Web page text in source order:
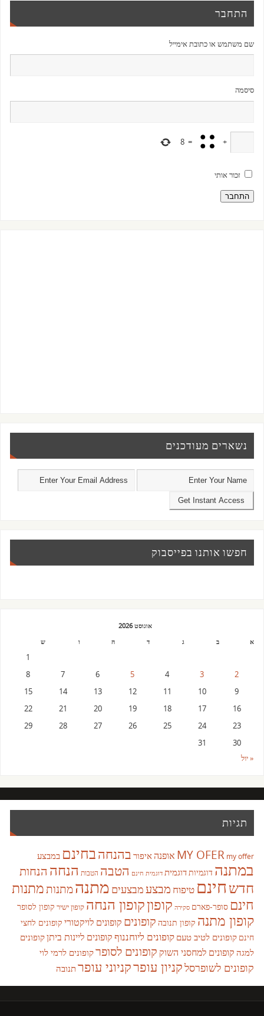
התחבר
שם משתמש או כתובת אימייל
סיסמה
+
=
8
זכור אותי
התחבר
נשארים מעודכנים
חפשו אותנו בפייסבוק
אוגוסט 2026
א
ב ג ד ה ו ש
1
2
3
4
5
6
7
8
9
10
11
12
13
14
15
16
17
18
19
20
21
22
23
24
25
26
27
28
29
30
31
« יול
תגיות
MY OFER my offer אופנהאיפור בהנחהבחינם במבצע
במתנה דוגמיותדוגמית דוגמית חינם הטבה הטבות הנחה הנחות
חדשחינם טיפוח מבצעמבצעים מתנהמתנותמתנות
חינם סופר-פארם סקירה קופוןקופון הנחה קופון ישיר קופון לסופר
קופון מתנה קופון תנובה קופונים קופונים לויקטורי קופונים לחצי
חינם קופונים לטיב טעם קופונים ליוחננוףקופונים ליינות ביתןקופונים
למגה קופונים למחסני השוק קופונים לסופרקופונים לרמי לוי
קופונים לשופרסלקניון עופרקניוני עופרתנובה